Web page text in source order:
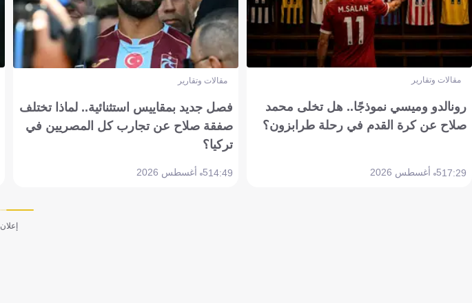
مقالات وتقارير
رونالدو وميسي نموذجًا.. هل تخلى محمد
صلاح عن كرة القدم في رحلة طرابزون؟
17:295 أغسطس 2026
مقالات وتقارير
فصل جديد بمقاييس استثنائية.. لماذا تختلف
صفقة صلاح عن تجارب كل المصريين في
تركيا؟
14:495 أغسطس 2026
إعلان